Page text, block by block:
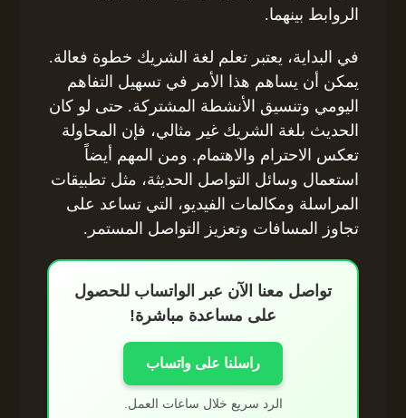
الروابط بينهما.
في البداية، يعتبر تعلم لغة الشريك خطوة فعالة.
يمكن أن يساهم هذا الأمر في تسهيل التفاهم
اليومي وتنسيق الأنشطة المشتركة. حتى لو كان
الحديث بلغة الشريك غير مثالي، فإن المحاولة
تعكس الاحترام والاهتمام. ومن المهم أيضاً
استعمال وسائل التواصل الحديثة، مثل تطبيقات
المراسلة ومكالمات الفيديو، التي تساعد على
تجاوز المسافات وتعزيز التواصل المستمر.
تواصل معنا الآن عبر الواتساب للحصول
على مساعدة مباشرة!
راسلنا على واتساب
الرد سريع خلال ساعات العمل.